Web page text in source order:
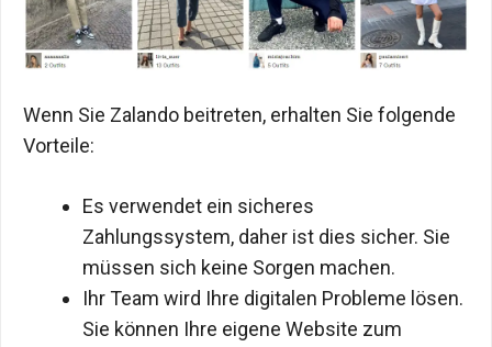
Wenn Sie Zalando beitreten, erhalten Sie folgende
Vorteile:
Es verwendet ein sicheres
Zahlungssystem, daher ist dies sicher. Sie
müssen sich keine Sorgen machen.
Ihr Team wird Ihre digitalen Probleme lösen.
Sie können Ihre eigene Website zum